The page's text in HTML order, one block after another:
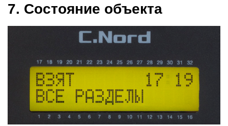
7. Состояние объекта